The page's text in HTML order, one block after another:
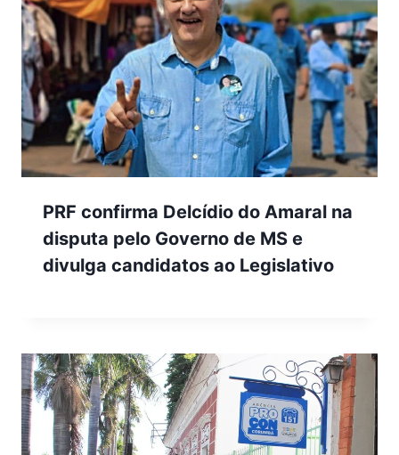
PRF confirma Delcídio do Amaral na
disputa pelo Governo de MS e
divulga candidatos ao Legislativo